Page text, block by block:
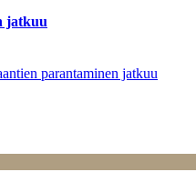
jatkuu
parantaminen jatkuu